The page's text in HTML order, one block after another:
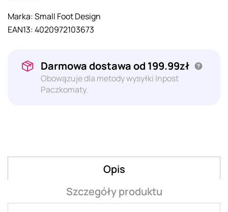
Marka:Small Foot Design
EAN13:4020972103673
Darmowa dostawa od 199.99zł
Obowązuje dla metody wysyłki Inpost
Paczkomaty.
Opis
Szczegóły produktu